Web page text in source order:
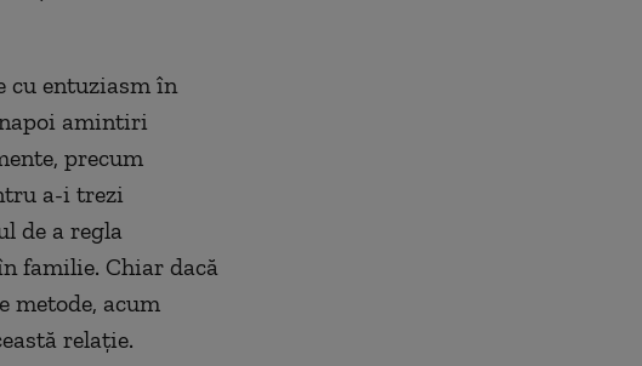
cu entuziasm în
amintiri
precum
a-i trezi
de a regla
familie. Chiar dacă
metode, acum
relație.